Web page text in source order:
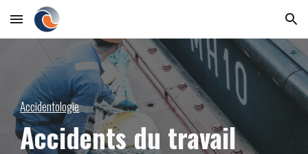
Skip to main content Skip to navigation
Accidentologie
Accidents du travail